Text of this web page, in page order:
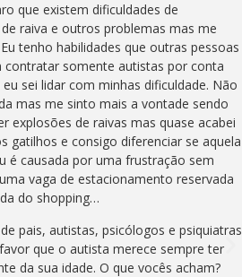
que existem dificuldades de
raiva e outros problemas mas me
tenho habilidades que outras pessoas
contratar somente autistas por conta
sei lidar com minhas dificuldade. Não
mas me sinto mais a vontade sendo
explosões de raivas mas quase acabei
gatilhos e consigo diferenciar se aquela
é causada por uma frustração sem
vaga de estacionamento reservada
do shopping…
pais, autistas, psicólogos e psiquiatras
que o autista merece sempre ter
da sua idade. O que vocês acham?